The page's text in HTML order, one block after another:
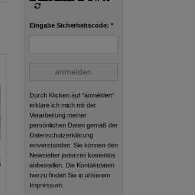
ITH
Sternzeichen-
Anhänger Krebs
10x10 Rahmen
Stickdatei Bee
in Love, 10x10
Rahmen
Eingabe Sicherheitscode: *
anmelden
Durch Klicken auf "anmelden"
erkläre ich mich mit der
Verarbeitung meiner
persönlichen Daten gemäß der
Datenschutzerklärung
einverstanden. Sie können den
Newsletter jederzeit kostenlos
abbestellen. Die Kontaktdaten
hierzu finden Sie in unserem
Impressum.